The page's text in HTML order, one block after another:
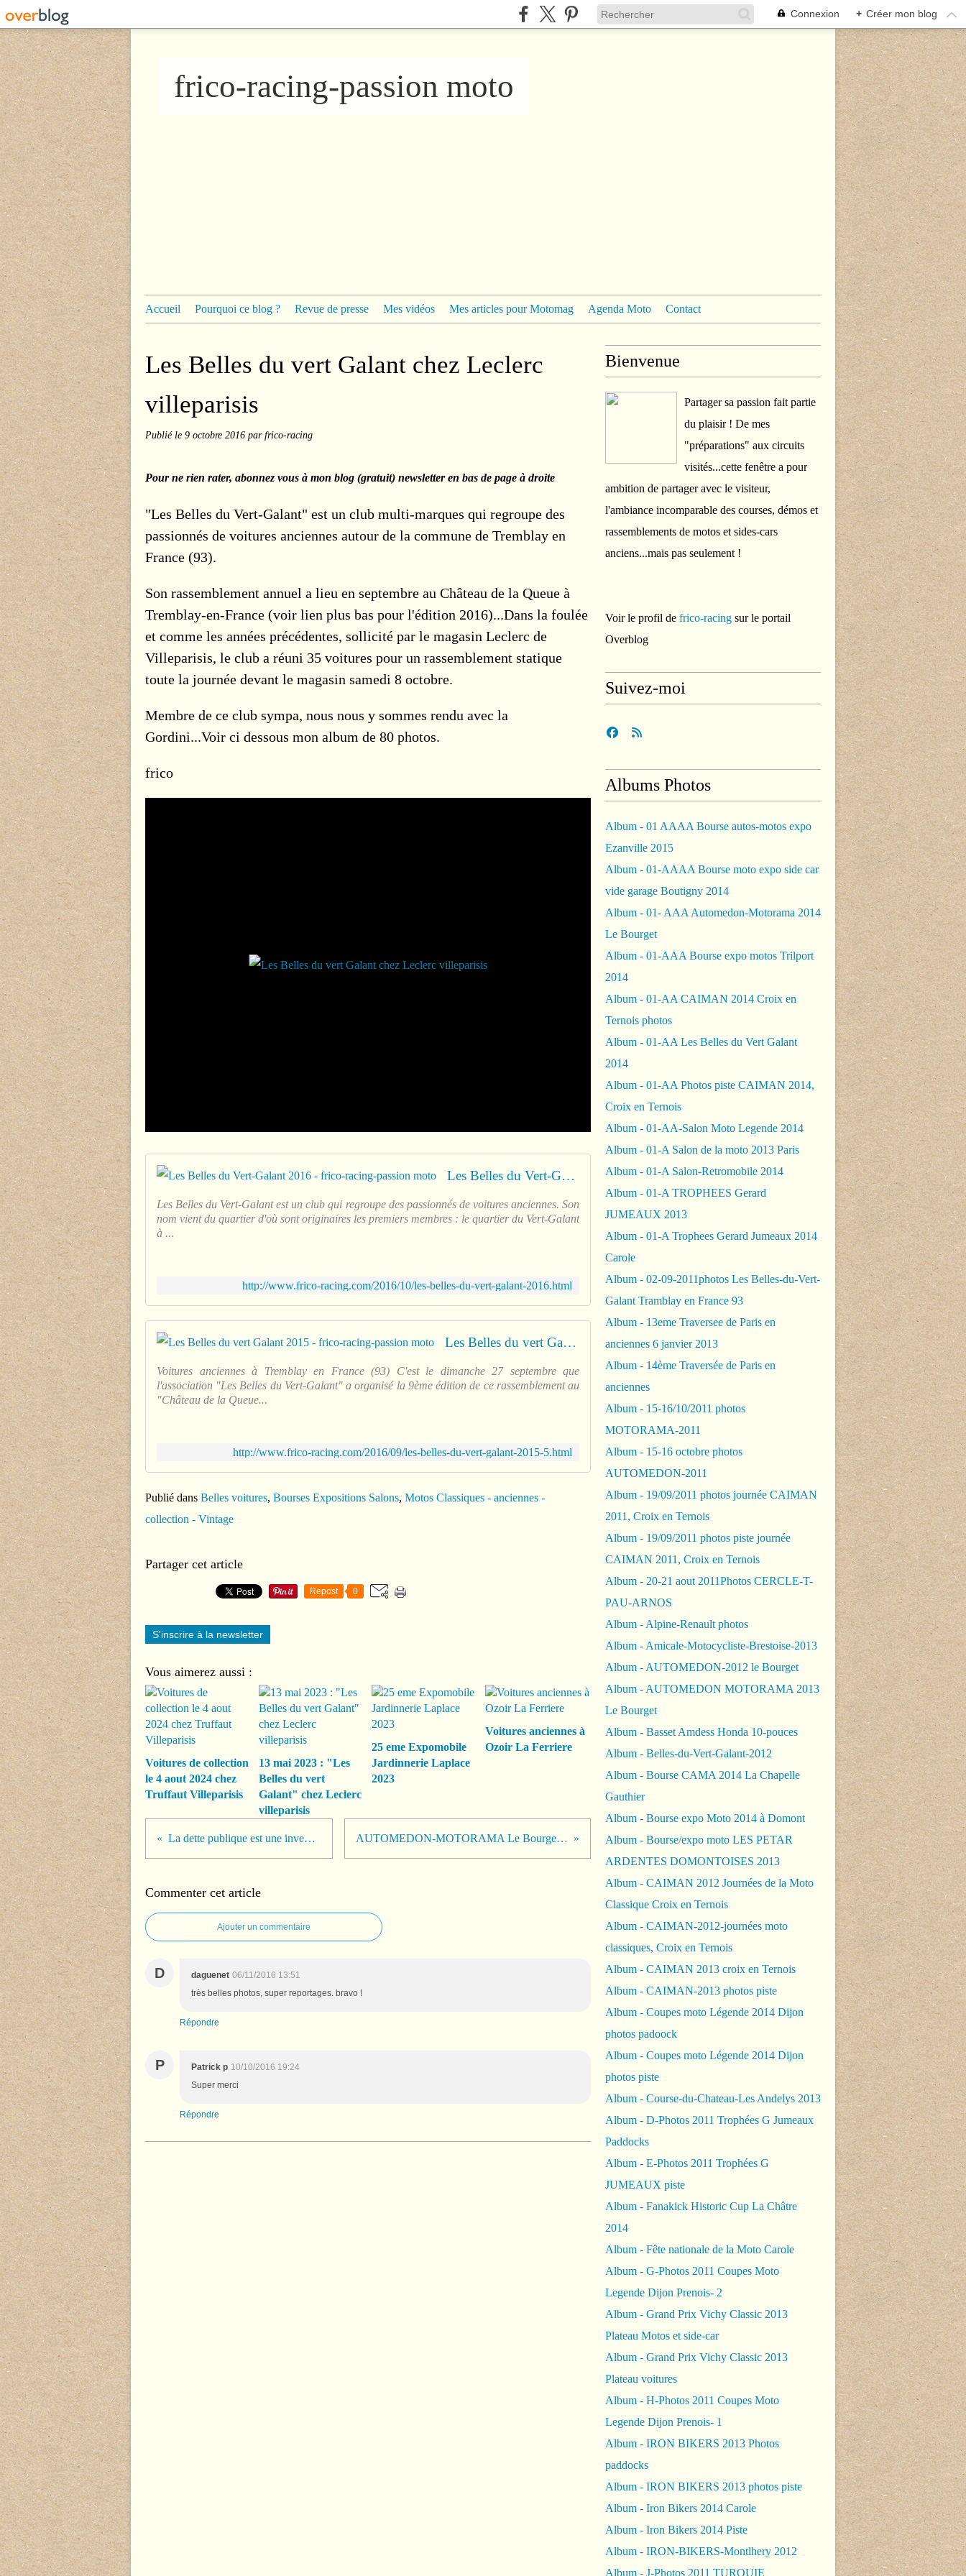
Connexion + Créer mon blog
frico-racing-passion moto
Accueil Pourquoi ce blog ? Revue de presse Mes vidéos Mes articles pour Motomag Agenda Moto Contact
Les Belles du vert Galant chez Leclerc
villeparisis
Publié le 9 octobre 2016 par frico-racing
Pour ne rien rater, abonnez vous à mon blog (gratuit) newsletter en bas de page à droite
"Les Belles du Vert-Galant" est un club multi-marques qui regroupe des
passionnés de voitures anciennes autour de la commune de Tremblay en
France (93).
Son rassemblement annuel a lieu en septembre au Château de la Queue à
Tremblay-en-France (voir lien plus bas pour l'édition 2016)...Dans la foulée
et comme les années précédentes, sollicité par le magasin Leclerc de
Villeparisis, le club a réuni 35 voitures pour un rassemblement statique
toute la journée devant le magasin samedi 8 octobre.
Membre de ce club sympa, nous nous y sommes rendu avec la
Gordini...Voir ci dessous mon album de 80 photos.
frico
Les Belles du Vert-Galant 2016 - frico-racing-passion moto
Les Belles du Vert-Galant est un club qui regroupe des passionnés de voitures anciennes. Son
nom vient du quartier d'où sont originaires les premiers membres : le quartier du Vert-Galant
à ...
http://www.frico-racing.com/2016/10/les-belles-du-vert-galant-2016.html
Les Belles du vert Galant 2015 - frico-racing-passion moto
Voitures anciennes à Tremblay en France (93) C'est le dimanche 27 septembre que
l'association "Les Belles du Vert-Galant" a organisé la 9ème édition de ce rassemblement au
"Château de la Queue...
http://www.frico-racing.com/2016/09/les-belles-du-vert-galant-2015-5.html
Publié dans Belles voitures, Bourses Expositions Salons, Motos Classiques - anciennes -
collection - Vintage
Partager cet article
Repost 0
S'inscrire à la newsletter
Vous aimerez aussi :
Voitures de collection
le 4 aout 2024 chez
Truffaut Villeparisis
13 mai 2023 : "Les
Belles du vert
Galant" chez Leclerc
villeparisis
25 eme Expomobile
Jardinnerie Laplace
2023
Voitures anciennes à
Ozoir La Ferriere
La dette publique est une invention ! AUTOMEDON-MOTORAMA Le Bourget 2016
Commenter cet article
Ajouter un commentaire
D daguenet 06/11/2016 13:51
très belles photos, super reportages. bravo !
Répondre
P Patrick p 10/10/2016 19:24
Super merci
Répondre
Bienvenue
Partager sa passion fait partie
du plaisir ! De mes
"préparations" aux circuits
visités...cette fenêtre a pour
ambition de partager avec le visiteur,
l'ambiance incomparable des courses, démos et
rassemblements de motos et sides-cars
anciens...mais pas seulement !
Voir le profil de frico-racing sur le portail
Overblog
Suivez-moi
Albums Photos
Album - 01 AAAA Bourse autos-motos expo
Ezanville 2015
Album - 01-AAAA Bourse moto expo side car
vide garage Boutigny 2014
Album - 01- AAA Automedon-Motorama 2014
Le Bourget
Album - 01-AAA Bourse expo motos Trilport
2014
Album - 01-AA CAIMAN 2014 Croix en
Ternois photos
Album - 01-AA Les Belles du Vert Galant
2014
Album - 01-AA Photos piste CAIMAN 2014,
Croix en Ternois
Album - 01-AA-Salon Moto Legende 2014
Album - 01-A Salon de la moto 2013 Paris
Album - 01-A Salon-Retromobile 2014
Album - 01-A TROPHEES Gerard
JUMEAUX 2013
Album - 01-A Trophees Gerard Jumeaux 2014
Carole
Album - 02-09-2011photos Les Belles-du-Vert-
Galant Tramblay en France 93
Album - 13eme Traversee de Paris en
anciennes 6 janvier 2013
Album - 14ème Traversée de Paris en
anciennes
Album - 15-16/10/2011 photos
MOTORAMA-2011
Album - 15-16 octobre photos
AUTOMEDON-2011
Album - 19/09/2011 photos journée CAIMAN
2011, Croix en Ternois
Album - 19/09/2011 photos piste journée
CAIMAN 2011, Croix en Ternois
Album - 20-21 aout 2011Photos CERCLE-T-
PAU-ARNOS
Album - Alpine-Renault photos
Album - Amicale-Motocycliste-Brestoise-2013
Album - AUTOMEDON-2012 le Bourget
Album - AUTOMEDON MOTORAMA 2013
Le Bourget
Album - Basset Amdess Honda 10-pouces
Album - Belles-du-Vert-Galant-2012
Album - Bourse CAMA 2014 La Chapelle
Gauthier
Album - Bourse expo Moto 2014 à Domont
Album - Bourse/expo moto LES PETAR
ARDENTES DOMONTOISES 2013
Album - CAIMAN 2012 Journées de la Moto
Classique Croix en Ternois
Album - CAIMAN-2012-journées moto
classiques, Croix en Ternois
Album - CAIMAN 2013 croix en Ternois
Album - CAIMAN-2013 photos piste
Album - Coupes moto Légende 2014 Dijon
photos padoock
Album - Coupes moto Légende 2014 Dijon
photos piste
Album - Course-du-Chateau-Les Andelys 2013
Album - D-Photos 2011 Trophées G Jumeaux
Paddocks
Album - E-Photos 2011 Trophées G
JUMEAUX piste
Album - Fanakick Historic Cup La Châtre
2014
Album - Fête nationale de la Moto Carole
Album - G-Photos 2011 Coupes Moto
Legende Dijon Prenois- 2
Album - Grand Prix Vichy Classic 2013
Plateau Motos et side-car
Album - Grand Prix Vichy Classic 2013
Plateau voitures
Album - H-Photos 2011 Coupes Moto
Legende Dijon Prenois- 1
Album - IRON BIKERS 2013 Photos
paddocks
Album - IRON BIKERS 2013 photos piste
Album - Iron Bikers 2014 Carole
Album - Iron Bikers 2014 Piste
Album - IRON-BIKERS-Montlhery 2012
Album - J-Photos 2011 TURQUIE